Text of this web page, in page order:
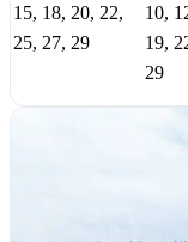
15, 18, 20, 22,
25, 27, 29
10,
19,
29